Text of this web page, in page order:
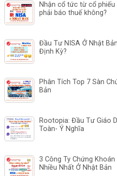
Nhận cổ tức từ cổ
phải báo thuế không?
Đầu Tư NISA Ở Nhật
Định Kỳ?
Phân Tích Top 7 Sàn
Bản
Rootopia: Đầu Tư Giáo
Toàn- Ý Nghĩa
3 Công Ty Chứng
Nhiều Nhất Ở Nhật Bản